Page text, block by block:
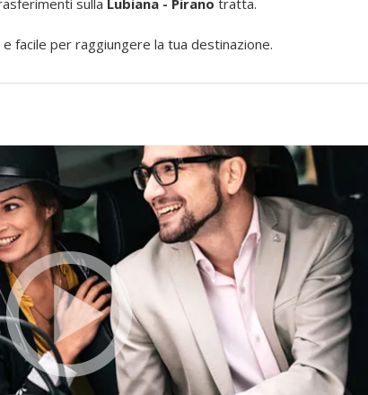
sulla Lubiana - Pirano tratta.
facile per raggiungere la tua destinazione.